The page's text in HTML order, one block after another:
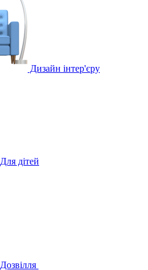
Дизайн інтер'єру
Для дітей
Дозвілля